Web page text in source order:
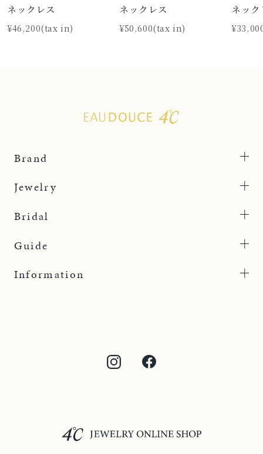
ネックレス
¥46,200(tax in)
ネックレス
¥50,600(tax in)
ネッ
Brand
Jewelry
Bridal
Guide
Information